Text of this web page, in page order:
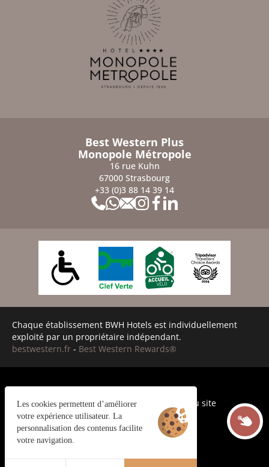
Best Western Plus
Monopole Métropole
16 rue Kuhn
67000 Strasbourg
+33 (0)3 88 14 39 14
Chaque établissement BWH Hotels est individuellement
exploité par un propriétaire indépendant.
bestwestern.fr - Best Western Rewards®
CookiesCGVMentions légales
Plan du site
©2024 Juliana Web Créateur
Les cookies permettent d’améliorer
votre expérience utilisateur. La
personnalisation des contenus facilite
votre navigation.